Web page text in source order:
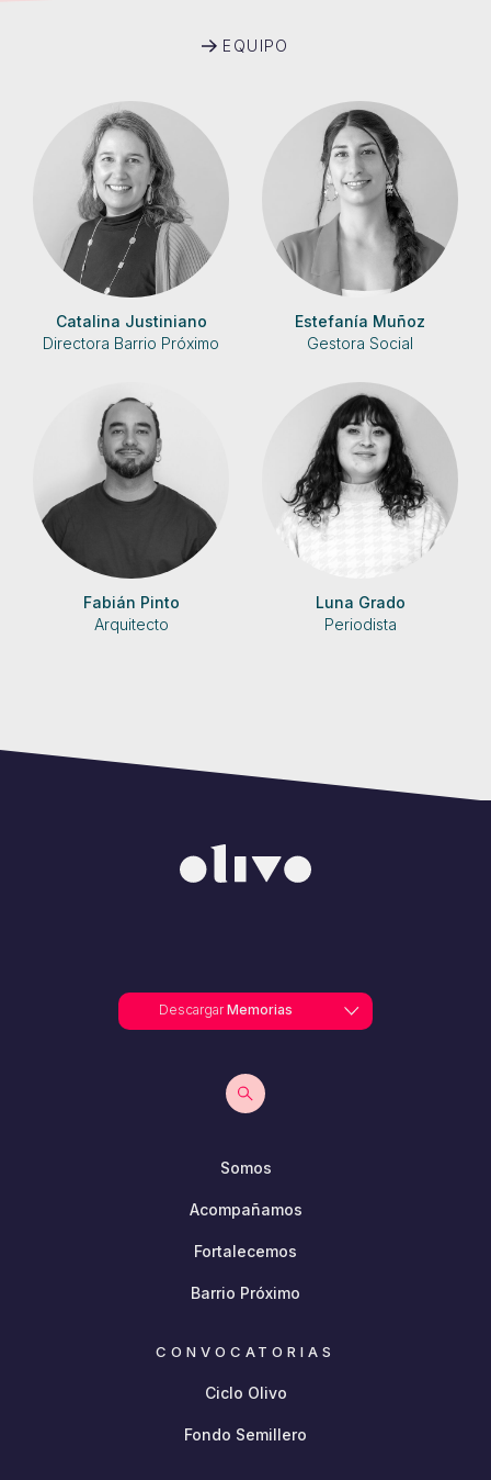
EQUIPO
Catalina Justiniano
Directora Barrio Próximo
Estefanía Muñoz
Gestora Social
Fabián Pinto
Arquitecto
Luna Grado
Periodista
DescargarMemorias
Somos
Acompañamos
Fortalecemos
Barrio Próximo
CONVOCATORIAS
Ciclo Olivo
Fondo Semillero